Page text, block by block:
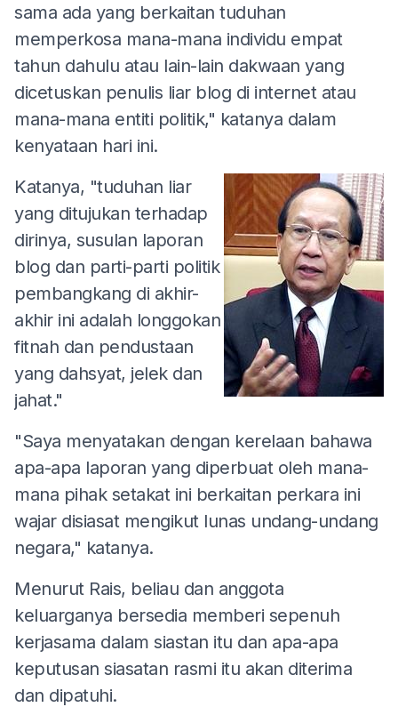
sama ada yang berkaitan tuduhan
memperkosa mana-mana individu empat
tahun dahulu atau lain-lain dakwaan yang
dicetuskan penulis liar blog di internet atau
mana-mana entiti politik," katanya dalam
kenyataan hari ini.
Katanya, "tuduhan liar
yang ditujukan terhadap
dirinya, susulan laporan
blog dan parti-parti politik
pembangkang di akhir-
akhir ini adalah longgokan
fitnah dan pendustaan
yang dahsyat, jelek dan
jahat."
"Saya menyatakan dengan kerelaan bahawa
apa-apa laporan yang diperbuat oleh mana-
mana pihak setakat ini berkaitan perkara ini
wajar disiasat mengikut lunas undang-undang
negara," katanya.
Menurut Rais, beliau dan anggota
keluarganya bersedia memberi sepenuh
kerjasama dalam siastan itu dan apa-apa
keputusan siasatan rasmi itu akan diterima
dan dipatuhi.